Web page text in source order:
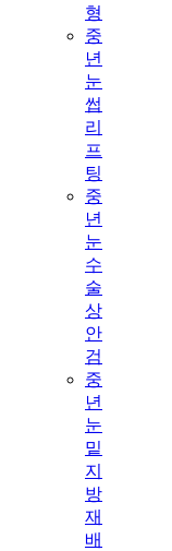
형
중
년
눈
썹
리
프
팅
중
년
눈
수
술
상
안
검
중
년
눈
밑
지
방
재
배